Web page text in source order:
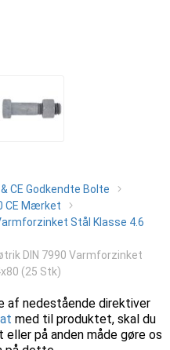
CE Godkendte Bolte
CE Mærket
Stål Klasse 4.6
DIN 7990 Varmforzinket
(25 Stk)
af nedestående direktiver
med til produktet, skal du
på anden måde gøre os